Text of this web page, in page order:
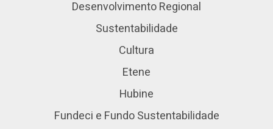
Desenvolvimento Regional
Sustentabilidade
Cultura
Etene
Hubine
Fundeci e Fundo Sustentabilidade